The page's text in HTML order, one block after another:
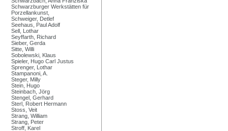
Schwarzburger Werkstätten für
Porzellankunst,
Schweiger, Detlef
Seehaus, Paul Adolf
Sell, Lothar
Seyffarth, Richard
Sieber, Gerda
Sitte, Willi
Sobolewski, Klaus
Spieler, Hugo Carl Justus
Sprenger, Lothar
Stampanoni, A.
Steger, Milly
Stein, Hugo
Steinbach, Jörg
Stengel, Gerhard
Sterl, Robert Hermann
Stoss, Veit
Strang, William
Strang, Peter
Stroff, Karel